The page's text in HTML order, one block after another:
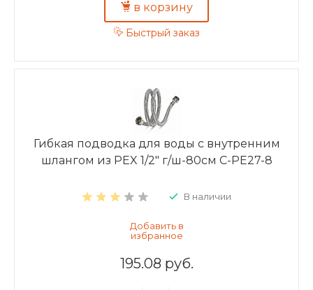
в корзину
Быстрый заказ
Гибкая подводка для воды с внутренним
шлангом из PEX 1/2" г/ш-80см C-PE27-8
В наличии
195.08 руб.